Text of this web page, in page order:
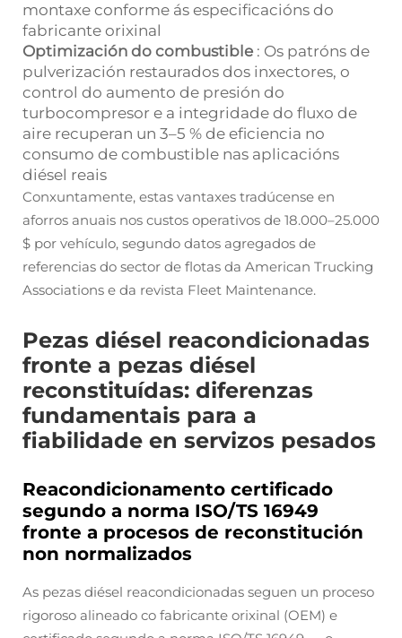
montaxe conforme ás especificacións do
fabricante orixinal
Optimización do combustible : Os patróns de
pulverización restaurados dos inxectores, o
control do aumento de presión do
turbocompresor e a integridade do fluxo de
aire recuperan un 3–5 % de eficiencia no
consumo de combustible nas aplicacións
diésel reais
Conxuntamente, estas vantaxes tradúcense en
aforros anuais nos custos operativos de 18.000–25.000
$ por vehículo, segundo datos agregados de
referencias do sector de flotas da American Trucking
Associations e da revista Fleet Maintenance.
Pezas diésel reacondicionadas
fronte a pezas diésel
reconstituídas: diferenzas
fundamentais para a
fiabilidade en servizos pesados
Reacondicionamento certificado
segundo a norma ISO/TS 16949
fronte a procesos de reconstitución
non normalizados
As pezas diésel reacondicionadas seguen un proceso
rigoroso alineado co fabricante orixinal (OEM) e